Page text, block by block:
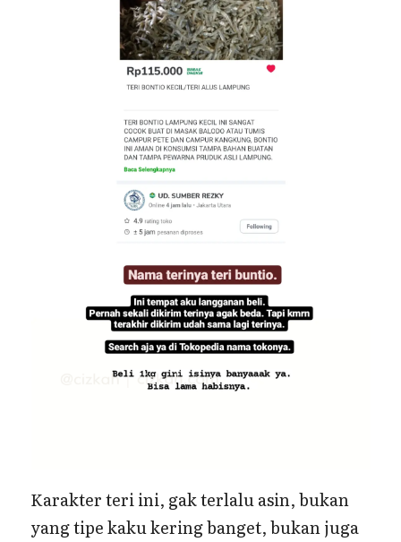
Karakter teri ini, gak terlalu asin, bukan
yang tipe kaku kering banget, bukan juga